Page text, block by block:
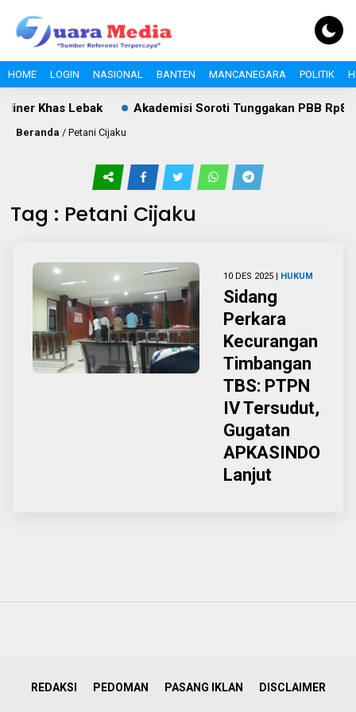
HOME LOGIN NASIONAL BANTEN MANCANEGARA POLITIK
Khas Lebak Akademisi Soroti Tunggakan PBB Rp8,4
Beranda / Petani Cijaku
Tag : Petani Cijaku
10 DES 2025 | HUKUM
Sidang
Perkara
Kecurangan
Timbangan
TBS: PTPN
IV Tersudut,
Gugatan
APKASINDO
Lanjut
REDAKSI PEDOMAN PASANG IKLAN DISCLAIMER